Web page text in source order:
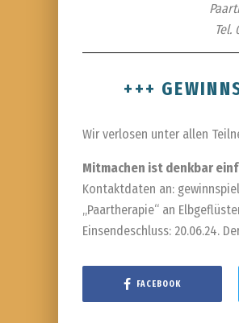
Tel.
+++
Wir verlosen unter allen
Mitmachen ist denkbar
Kontaktdaten an:
„Paartherapie“ an
Einsendeschluss: 20.06.24.
FACEBOOK